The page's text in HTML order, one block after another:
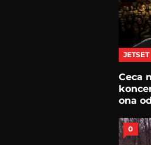
JETSET
Ceca
ona
0